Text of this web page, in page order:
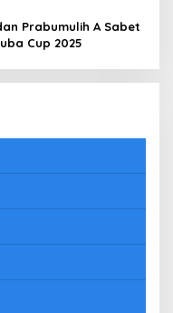
Prabumulih A Sabet
Cup 2025